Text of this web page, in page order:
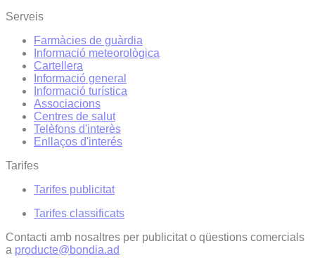
Serveis
Farmàcies de guàrdia
Informació meteorològica
Cartellera
Informació general
Informació turística
Associacions
Centres de salut
Telèfons d'interès
Enllaços d'interés
Tarifes
Tarifes publicitat
Tarifes classificats
Contacti amb nosaltres per publicitat o qüestions comercials
a producte@bondia.ad